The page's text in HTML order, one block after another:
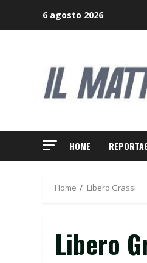
6 agosto 2026
HOME
Home Libero Grassi
Libero